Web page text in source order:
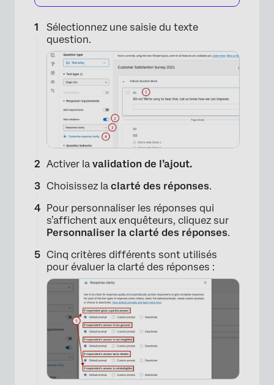
Sélectionnez une saisie du texte
question.
Activer la validation de l’ajout.
Choisissez la clarté des réponses.
Pour personnaliser les réponses qui
s’affichent aux enquêteurs, cliquez sur
Personnaliser la clarté des réponses.
Cinq critères différents sont utilisés
pour évaluer la clarté des réponses :